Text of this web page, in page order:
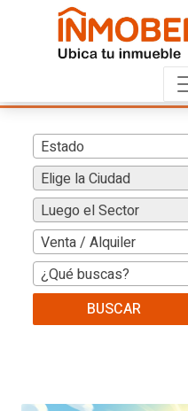
Estado
Elige la Ciudad
Luego el Sector
Venta / Alquiler
¿Qué buscas?
BUSCAR